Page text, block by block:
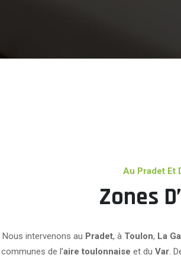
Au Pradet Et
Zones
Nous intervenons au Pradet, à Toulon, La
communes de l’aire toulonnaise et du Var.